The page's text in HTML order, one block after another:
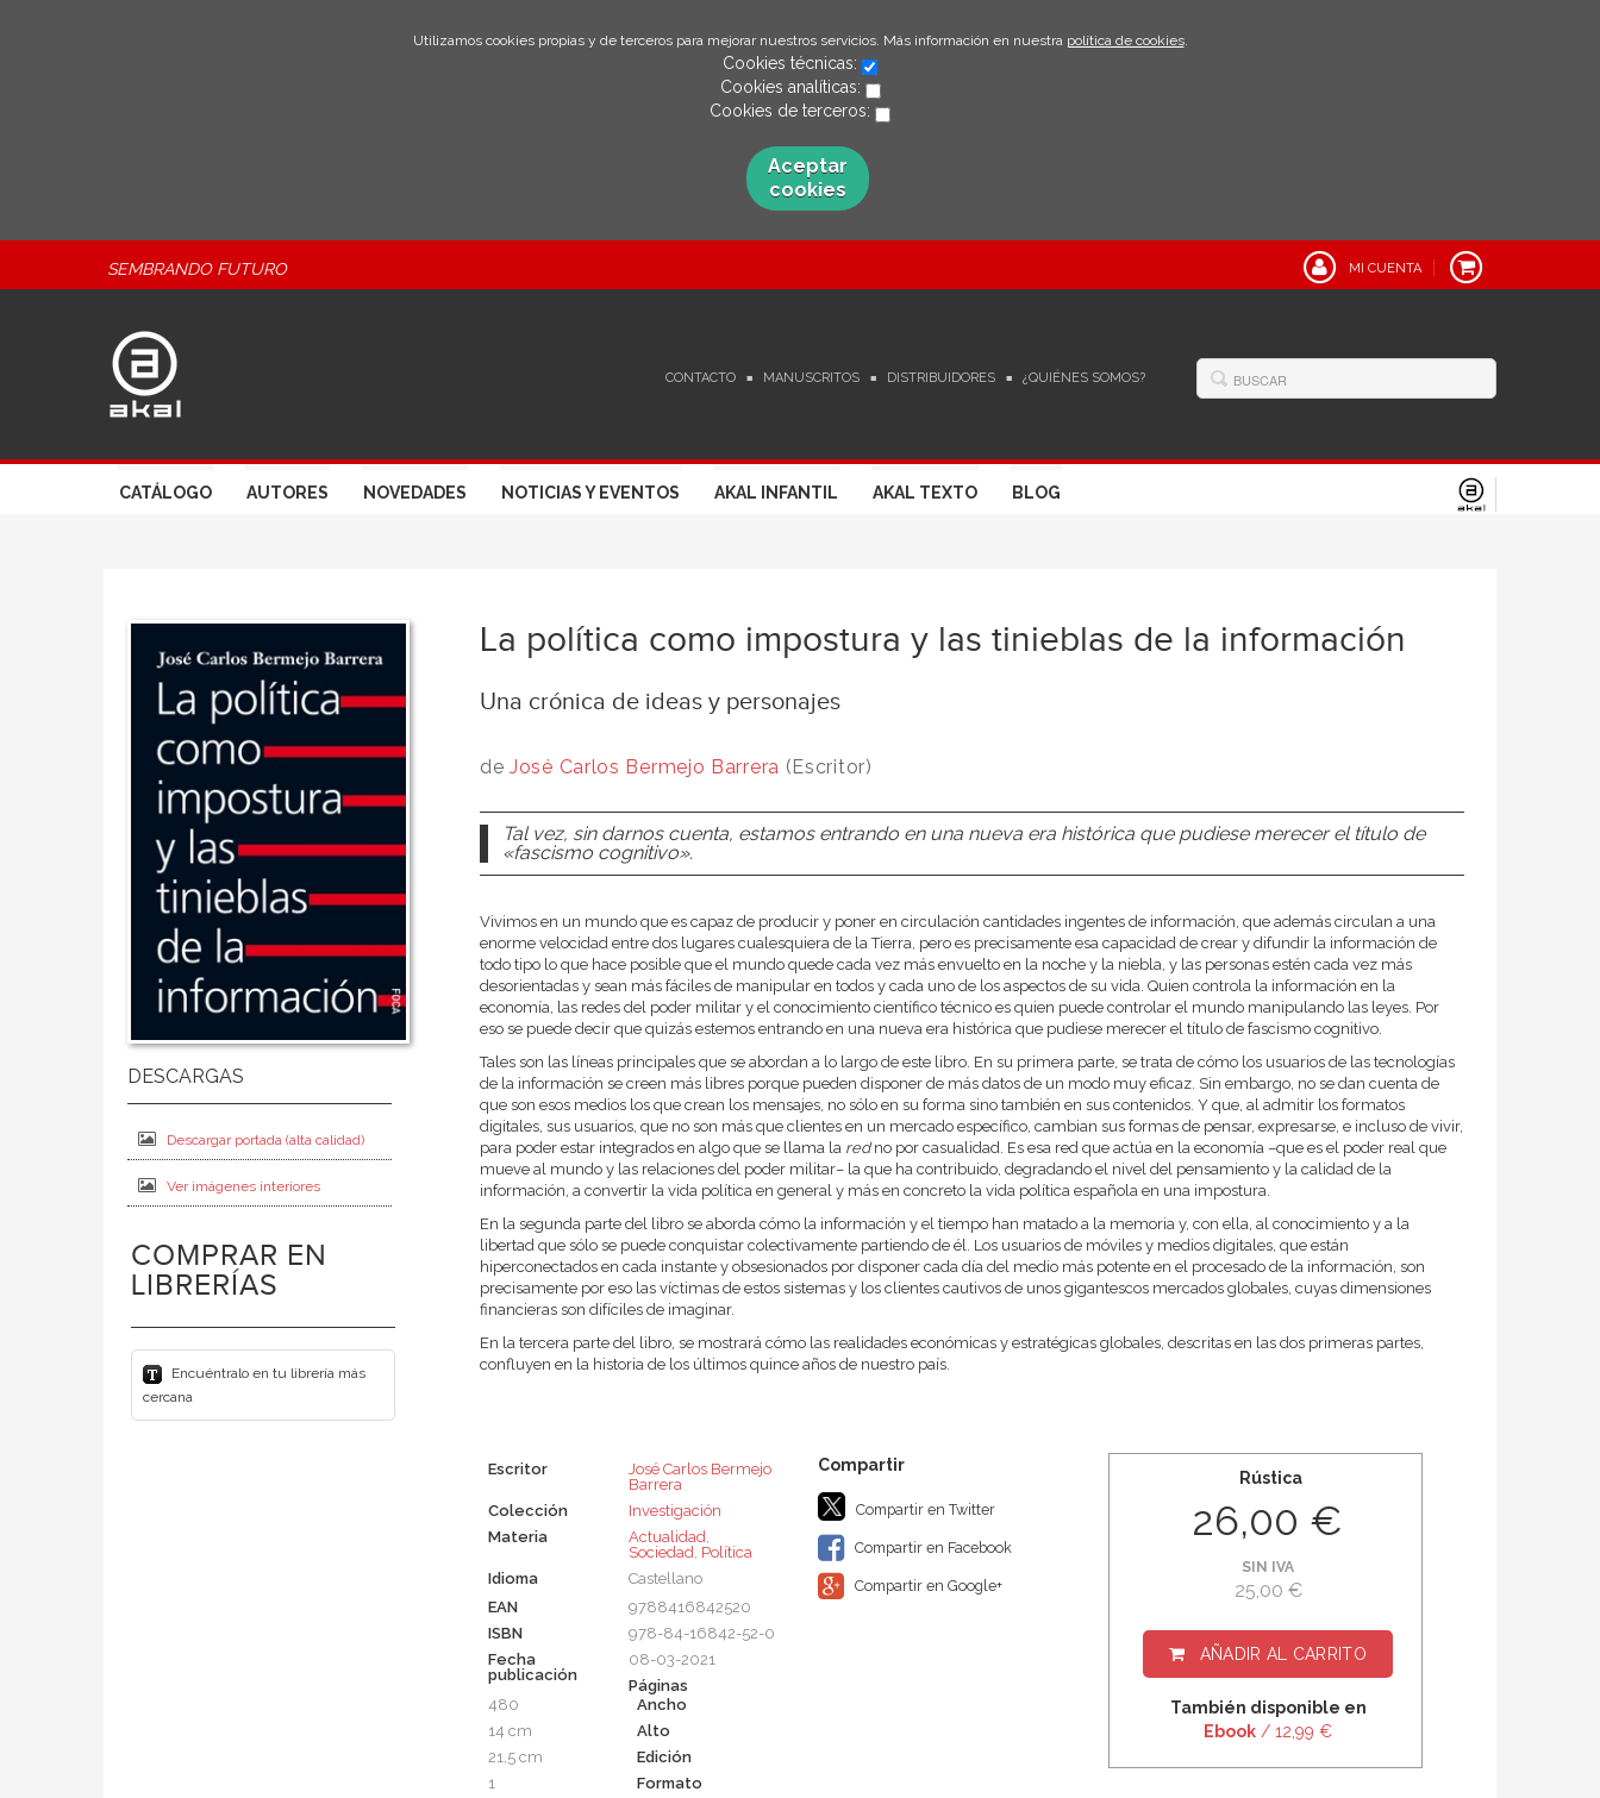
Utilizamos cookies propias y de terceros para mejorar nuestros servicios. Más información en nuestra política de cookies.
Cookies técnicas:
Cookies analíticas:
Cookies de terceros:
Aceptar
cookies
SEMBRANDO FUTURO MI CUENTA
CONTACTO MANUSCRITOS DISTRIBUIDORES ¿QUIÉNES SOMOS?
CATÁLOGO AUTORES NOVEDADES NOTICIAS Y EVENTOS AKAL INFANTIL AKAL TEXTO BLOG
Descargar portada (alta calidad)
Ver imágenes interiores
COMPRAR EN
LIBRERÍAS
Encuéntralo en tu librería más
cercana
La política como impostura y las tinieblas de la información
Una crónica de ideas y personajes
deJosé Carlos Bermejo Barrera (Escritor)
Tal vez, sin darnos cuenta, estamos entrando en una nueva era histórica que pudiese merecer el título de
«fascismo cognitivo».
Vivimos en un mundo que es capaz de producir y poner en circulación cantidades ingentes de información, que además circulan a una
enorme velocidad entre dos lugares cualesquiera de la Tierra, pero es precisamente esa capacidad de crear y difundir la información de
todo tipo lo que hace posible que el mundo quede cada vez más envuelto en la noche y la niebla, y las personas estén cada vez más
desorientadas y sean más fáciles de manipular en todos y cada uno de los aspectos de su vida. Quien controla la información en la
economía, las redes del poder militar y el conocimiento científico técnico es quien puede controlar el mundo manipulando las leyes. Por
eso se puede decir que quizás estemos entrando en una nueva era histórica que pudiese merecer el título de fascismo cognitivo.
Tales son las líneas principales que se abordan a lo largo de este libro. En su primera parte, se trata de cómo los usuarios de las tecnologías
de la información se creen más libres porque pueden disponer de más datos de un modo muy eficaz. Sin embargo, no se dan cuenta de
que son esos medios los que crean los mensajes, no sólo en su forma sino también en sus contenidos. Y que, al admitir los formatos
digitales, sus usuarios, que no son más que clientes en un mercado específico, cambian sus formas de pensar, expresarse, e incluso de vivir,
para poder estar integrados en algo que se llama la redno por casualidad. Es esa red que actúa en la economía –que es el poder real que
mueve al mundo y las relaciones del poder militar– la que ha contribuido, degradando el nivel del pensamiento y la calidad de la
información, a convertir la vida política en general y más en concreto la vida política española en una impostura.
En la segunda parte del libro se aborda cómo la información y el tiempo han matado a la memoria y, con ella, al conocimiento y a la
libertad que sólo se puede conquistar colectivamente partiendo de él. Los usuarios de móviles y medios digitales, que están
hiperconectados en cada instante y obsesionados por disponer cada día del medio más potente en el procesado de la información, son
precisamente por eso las víctimas de estos sistemas y los clientes cautivos de unos gigantescos mercados globales, cuyas dimensiones
financieras son difíciles de imaginar.
En la tercera parte del libro, se mostrará cómo las realidades económicas y estratégicas globales, descritas en las dos primeras partes,
confluyen en la historia de los últimos quince años de nuestro país.
Escritor
José Carlos Bermejo
Barrera
Colección
Investigación
Materia
Actualidad,
Sociedad, Política
Idioma
Castellano
EAN
9788416842520
ISBN
978-84-16842-52-0
Fecha
publicación
08-03-2021
Páginas
480
Ancho
14 cm
Alto
21,5 cm
Edición
1
Formato
Compartir en Twitter
Compartir en Facebook
Compartir en Google+
Rústica
26,00 €
SIN IVA
25,00 €
AÑADIR AL CARRITO
También disponible en
Ebook / 12,99 €